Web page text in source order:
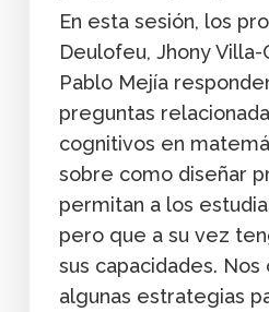
En esta sesión, los
Deulofeu, Jhony Villa-
Pablo Mejía
preguntas
cognitivos en
sobre como diseñar
permitan a los
pero que a su vez
sus capacidades. Nos
algunas estrategias